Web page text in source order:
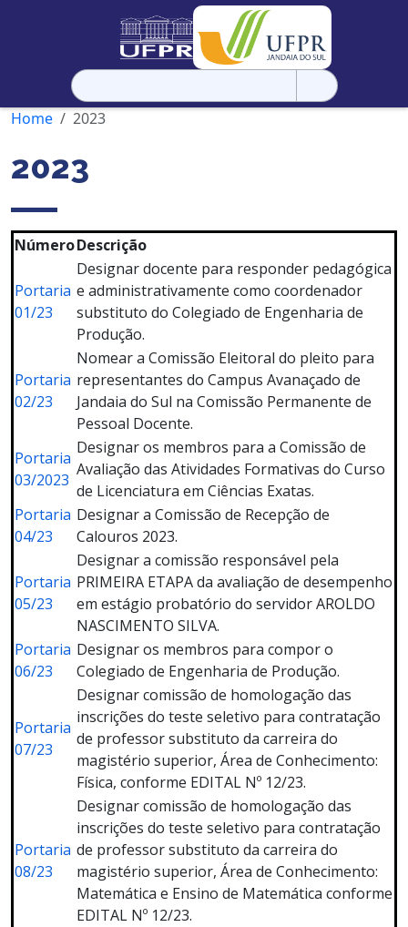
Pesquisar
por:
Home
2023
2023
NúmeroDescrição
Portaria
01/23
Designar docente para responder pedagógica
e administrativamente como coordenador
substituto do Colegiado de Engenharia de
Produção.
Portaria
02/23
Nomear a Comissão Eleitoral do pleito para
representantes do Campus Avanaçado de
Jandaia do Sul na Comissão Permanente de
Pessoal Docente.
Portaria
03/2023
Designar os membros para a Comissão de
Avaliação das Atividades Formativas do Curso
de Licenciatura em Ciências Exatas.
Portaria
04/23
Designar a Comissão de Recepção de
Calouros 2023.
Portaria
05/23
Designar a comissão responsável pela
PRIMEIRA ETAPA da avaliação de desempenho
em estágio probatório do servidor AROLDO
NASCIMENTO SILVA.
Portaria
06/23
Designar os membros para compor o
Colegiado de Engenharia de Produção.
Portaria
07/23
Designar comissão de homologação das
inscrições do teste seletivo para contratação
de professor substituto da carreira do
magistério superior, Área de Conhecimento:
Física, conforme EDITAL Nº 12/23.
Portaria
08/23
Designar comissão de homologação das
inscrições do teste seletivo para contratação
de professor substituto da carreira do
magistério superior, Área de Conhecimento:
Matemática e Ensino de Matemática conforme
EDITAL Nº 12/23.